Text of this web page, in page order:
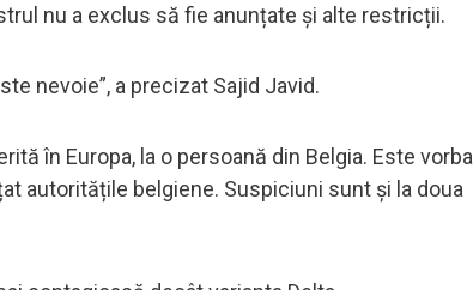
nu a exclus să fie anunțate și alte restricții.
nevoie”, a precizat Sajid Javid.
în Europa, la o persoană din Belgia. Este vorba
autoritățile belgiene. Suspiciuni sunt și la doua